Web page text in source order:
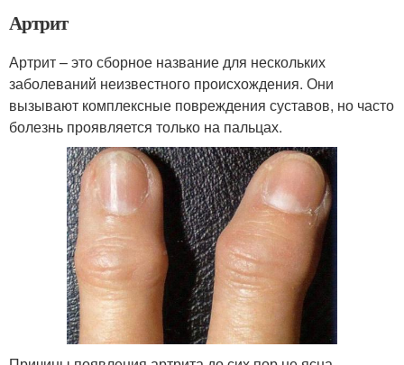
Артрит
Артрит – это сборное название для нескольких
заболеваний неизвестного происхождения. Они
вызывают комплексные повреждения суставов, но часто
болезнь проявляется только на пальцах.